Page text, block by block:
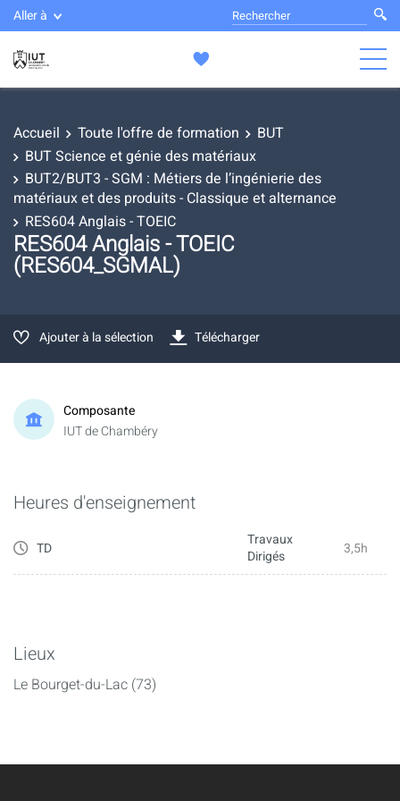
Aller à
Accueil Toute l'offre de formation
BUT
BUT Science et génie des matériaux
BUT2/BUT3 - SGM : Métiers de l’ingénierie des
matériaux et des produits - Classique et alternance
RES604 Anglais - TOEIC
RES604 Anglais - TOEIC
(RES604_SGMAL)
Ajouter à la sélection Télécharger
Composante
IUT de Chambéry
Heures d'enseignement
TD
Travaux
Dirigés
3,5h
Lieux
Le Bourget-du-Lac (73)